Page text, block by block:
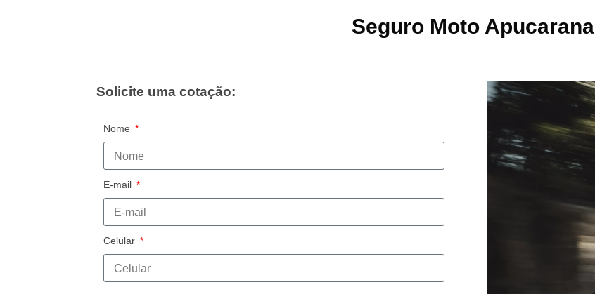
Seguro Moto Apucarana
Solicite uma cotação:
Nome
E-mail
Celular